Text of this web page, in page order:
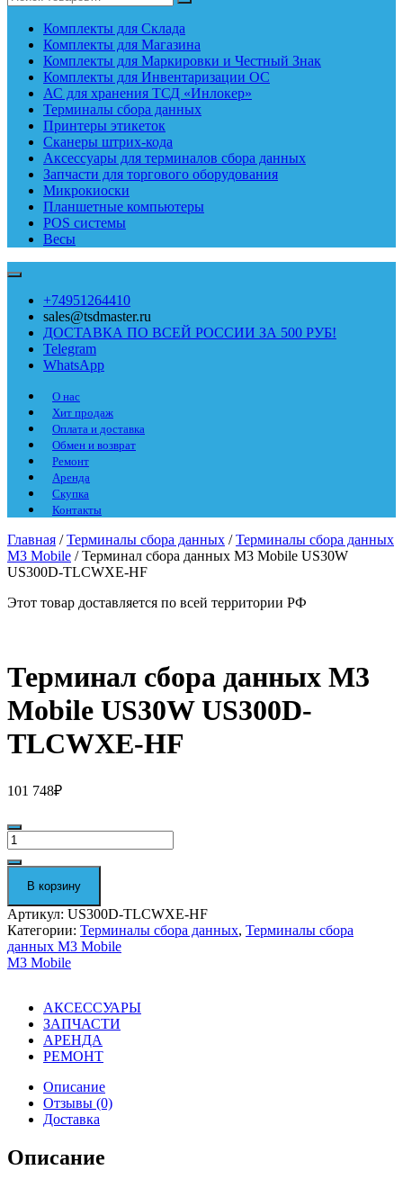
Комплекты для Склада
Комплекты для Магазина
Комплекты для Маркировки и Честный Знак
Комплекты для Инвентаризации ОС
АС для хранения ТСД «Инлокер»
Терминалы сбора данных
Принтеры этикеток
Сканеры штрих-кода
Аксессуары для терминалов сбора данных
Запчасти для торгового оборудования
Микрокиоски
Планшетные компьютеры
POS системы
Весы
+74951264410
sales@tsdmaster.ru
ДОСТАВКА ПО ВСЕЙ РОССИИ ЗА 500 РУБ!
Telegram
WhatsApp
О нас
Хит продаж
Оплата и доставка
Обмен и возврат
Ремонт
Аренда
Скупка
Контакты
Главная /Терминалы сбора данных /Терминалы сбора данных
M3 Mobile / Терминал сбора данных M3 Mobile US30W
US300D-TLCWXE-HF
Этот товар доставляется по всей территории РФ
Терминал сбора данных M3
Mobile US30W US300D-
TLCWXE-HF
101 748₽
Количество
Терминал
сбора
данных
Mobile
US30W
US300D-
TLCWXE-
HF
В корзину
Артикул: US300D-TLCWXE-HF
Категории: Терминалы сбора данных, Терминалы сбора
данных M3 Mobile
M3 Mobile
АКСЕССУАРЫ
ЗАПЧАСТИ
АРЕНДА
РЕМОНТ
Описание
Отзывы (0)
Доставка
Описание